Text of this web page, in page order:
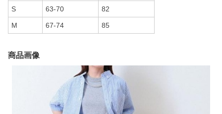
S 63-70 82
M 67-74 85
商品画像